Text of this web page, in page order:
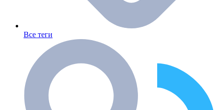
Все теги